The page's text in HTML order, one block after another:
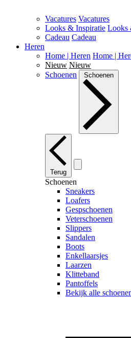
Vacatures Vacatures
Looks & Inspiratie Looks
Cadeau Cadeau
Heren
Home | Heren Home |
Nieuw Nieuw
Schoenen
Schoenen
Terug
Schoenen
Sneakers
Loafers
Gespschoenen
Veterschoenen
Slippers
Sandalen
Boots
Enkellaarsjes
Laarzen
Klitteband
Pantoffels
Bekijk alle